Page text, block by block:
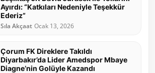
Ayırdı: “Katkıları Nedeniyle Teşekkür
Ederiz”
Sıla Akçaat Ocak 13, 2026
Çorum FK Direklere Takıldı
Diyarbakır’da Lider Amedspor Mbaye
Diagne’nin Golüyle Kazandı